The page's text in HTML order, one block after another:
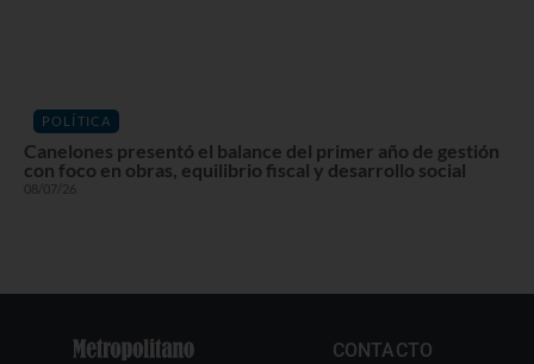
POLÍTICA
Canelones presentó el balance del primer año de gestión
con foco en obras, equilibrio fiscal y desarrollo social
08/07/26
CONTACTO